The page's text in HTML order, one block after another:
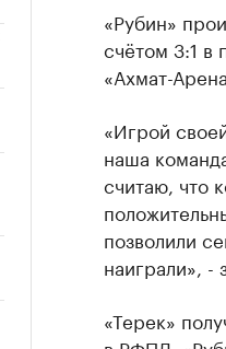
«Рубин»
счётом 3:1 в
«Ахмат-
«Игрой
наша
считаю, что
позволили
наиграли», -
«Терек»